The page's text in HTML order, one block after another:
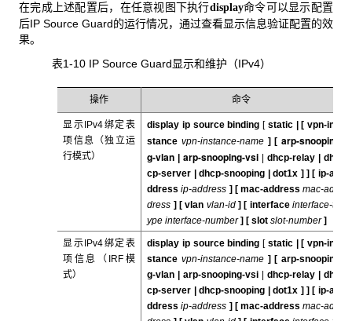
在完成上述配置后，在任意视图下执行display命令可以显示配置
后IP Source Guard的运行情况，通过查看显示信息验证配置的效
果。
表1-10 IP Source Guard显示和维护（IPv4）
操作 命令
显示IPv4绑定表
项信息（独立运
行模式）
display ip source binding [ static | [ vpn-in
stance vpn-instance-name] [ arp-snoopin
g-vlan |arp-snooping-vsi dhcp-relay | dh
cp-server |dhcp-snooping dot1x ] ] [ ip-a
ddress ip-address ] [ mac-address mac-ad
dress ] [vlan vlan-id] [ interface interface-t
ype interface-number] [slot slot-number]
显示IPv4绑定表
项信息（IRF模
式）
display ip source binding [ static | [ vpn-in
stance vpn-instance-name] [ arp-snoopin
g-vlan | arp-snooping-vsi
dhcp-relay | dh
cp-server |dhcp-snooping dot1x ] ] [ ip-a
ddress ip-address ] [ mac-address mac-ad